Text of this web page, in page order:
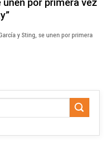
y Sting, se unen por primera